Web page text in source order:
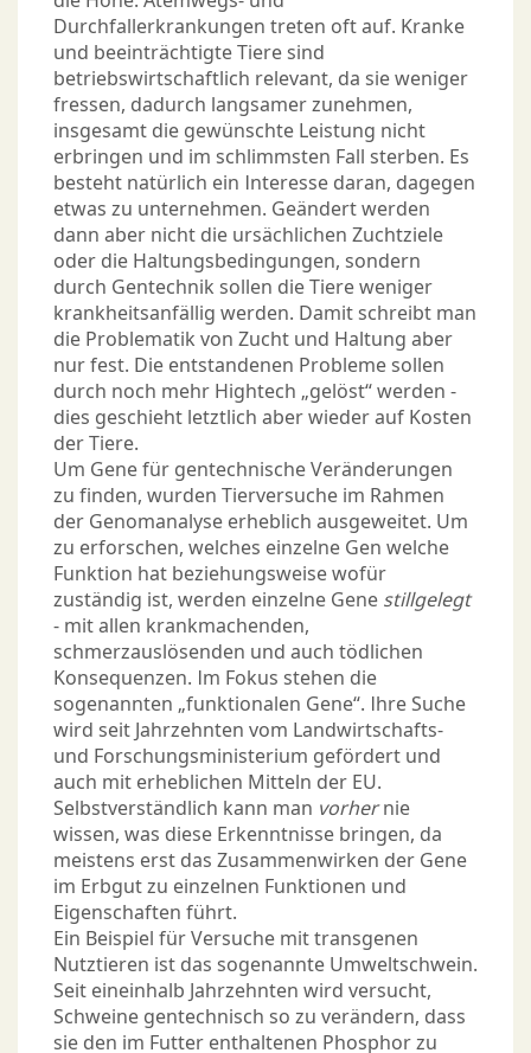
Durchfallerkrankungen treten oft auf. Kranke
und beeinträchtigte Tiere sind
betriebswirtschaftlich relevant, da sie weniger
fressen, dadurch langsamer zunehmen,
insgesamt die gewünschte Leistung nicht
erbringen und im schlimmsten Fall sterben. Es
besteht natürlich ein Interesse daran, dagegen
etwas zu unternehmen. Geändert werden
dann aber nicht die ursächlichen Zuchtziele
oder die Haltungsbedingungen, sondern
durch Gentechnik sollen die Tiere weniger
krankheitsanfällig werden. Damit schreibt man
die Problematik von Zucht und Haltung aber
nur fest. Die entstandenen Probleme sollen
durch noch mehr Hightech „gelöst“ werden -
dies geschieht letztlich aber wieder auf Kosten
der Tiere.
Um Gene für gentechnische Veränderungen
zu finden, wurden Tierversuche im Rahmen
der Genomanalyse erheblich ausgeweitet. Um
zu erforschen, welches einzelne Gen welche
Funktion hat beziehungsweise wofür
zuständig ist, werden einzelne Gene stillgelegt
- mit allen krankmachenden,
schmerzauslösenden und auch tödlichen
Konsequenzen. Im Fokus stehen die
sogenannten „funktionalen Gene“. Ihre Suche
wird seit Jahrzehnten vom Landwirtschafts-
und Forschungsministerium gefördert und
auch mit erheblichen Mitteln der EU.
Selbstverständlich kann man vorhernie
wissen, was diese Erkenntnisse bringen, da
meistens erst das Zusammenwirken der Gene
im Erbgut zu einzelnen Funktionen und
Eigenschaften führt.
Ein Beispiel für Versuche mit transgenen
Nutztieren ist das sogenannte Umweltschwein.
Seit eineinhalb Jahrzehnten wird versucht,
Schweine gentechnisch so zu verändern, dass
sie den im Futter enthaltenen Phosphor zu